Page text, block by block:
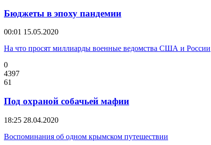
Бюджеты в эпоху пандемии
00:01 15.05.2020
На что просят миллиарды военные ведомства США и России
0
4397
61
Под охраной собачьей мафии
18:25 28.04.2020
Воспоминания об одном крымском путешествии